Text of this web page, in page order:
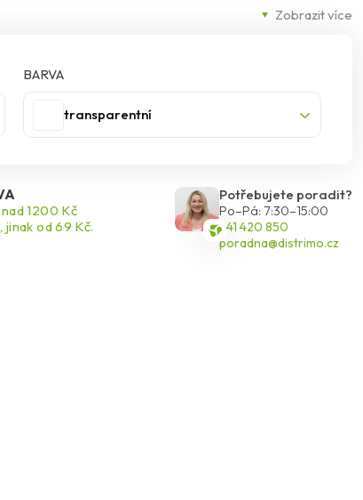
Zobrazit více
BARVA
transparentní
1200 Kč
jinak od 69 Kč.
Potřebujete poradit?
Po–Pá: 7:30–15:00
541 420 850
poradna@distrimo.cz